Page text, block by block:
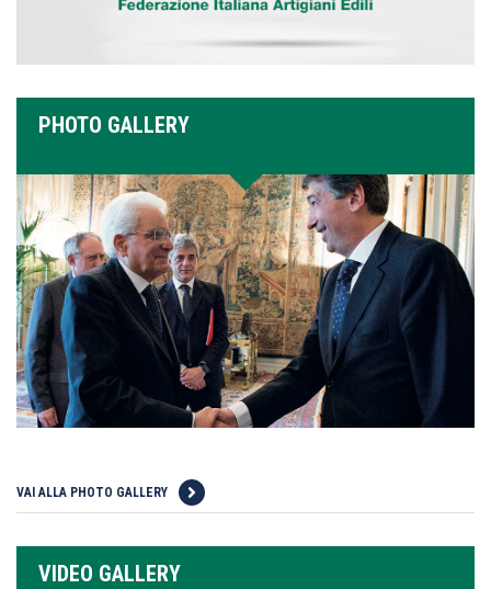
PHOTO GALLERY
VAI ALLA PHOTO GALLERY
VIDEO GALLERY